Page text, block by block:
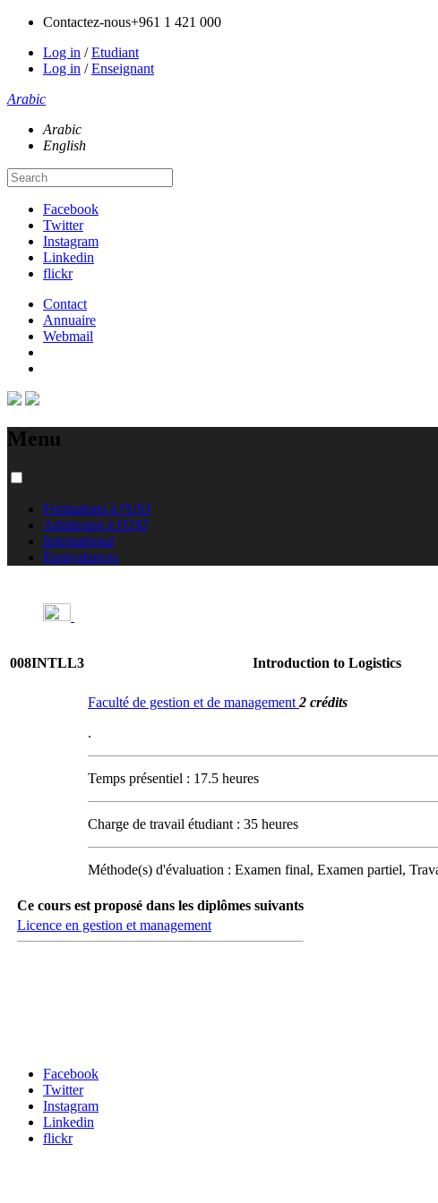
Contactez-nous+961 1 421 000
Log in /Etudiant
Log in /Enseignant
Arabic
Arabic
English
Facebook
Twitter
Instagram
Linkedin
flickr
Contact
Annuaire
Webmail
Menu
Formations à l'USJ
Admission à l'USJ
International
Équivalences
008INTLL3 Introduction to Logistics
Faculté de gestion et de management 2 crédits
.
Temps présentiel : 17.5 heures
Charge de travail étudiant : 35 heures
Méthode(s) d'évaluation : Examen final, Examen partiel,
Ce cours est proposé dans les diplômes suivants
Licence en gestion et management
Facebook
Twitter
Instagram
Linkedin
flickr